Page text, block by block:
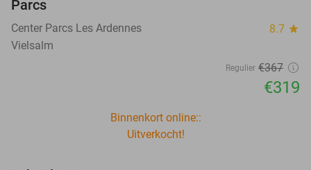
Parcs
Center Parcs Les Ardennes 8.7 star
Vielsalm
Regulier €367
€319
Binnenkort online::
Uitverkocht!